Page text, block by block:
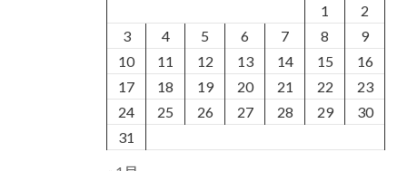
1
2
3
4 5 6 7 8
9
10
11 12 13 14 15
16
17
18 19 20 21 22
23
24
25 26 27 28 29
30
31